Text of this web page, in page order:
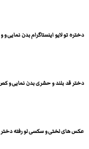
دختره تو لایو اینستاگرام بدن نمایی
دختر قد بلند و حشری بدن نمایی و
عکس های لختی و سکسی لو رفته